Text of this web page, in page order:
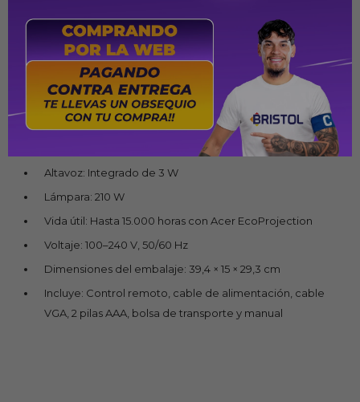
LumiSense
Protección visual: Acer BlueLightShield
Corrección de imagen: Corrección de distorsión
Controles: Botones de configuración integrados
Conexiones: HDMI, RS-232, VGA IN, VGA OUT, Audio IN,
Altavoz: Integrado de 3 W
Lámpara: 210 W
Vida útil: Hasta 15.000 horas con Acer EcoProjection
Voltaje: 100–240 V, 50/60 Hz
Dimensiones del embalaje: 39,4 × 15 × 29,3 cm
Incluye: Control remoto, cable de alimentación, cable
VGA, 2 pilas AAA, bolsa de transporte y manual